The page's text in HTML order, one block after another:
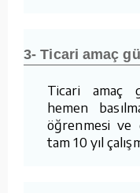
3- Ticari amaç
Ticari amaç
hemen
öğrenmesi ve
tam 10 yıl